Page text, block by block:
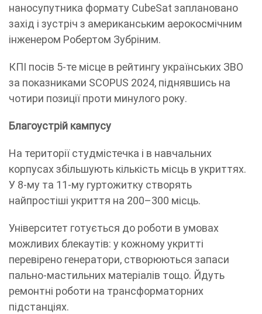
наносупутника формату CubeSat заплановано
захід і зустріч з американським аерокосмічним
інженером Робертом Зубріним.
КПІ посів 5-те місце в рейтингу українських ЗВО
за показниками SCOPUS 2024, піднявшись на
чотири позиції проти минулого року.
Благоустрій кампусу
На території студмістечка і в навчальних
корпусах збільшують кількість місць в укриттях.
У 8-му та 11-му гуртожитку створять
найпростіші укриття на 200–300 місць.
Університет готується до роботи в умовах
можливих блекаутів: у кожному укритті
перевірено генератори, створюються запаси
пально-мастильних матеріалів тощо. Йдуть
ремонтні роботи на трансформаторних
підстанціях.